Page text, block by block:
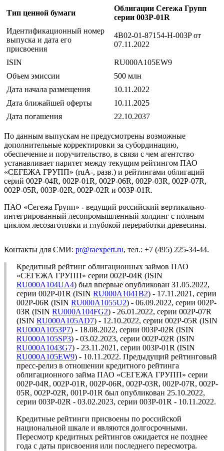
Тип ценной бумаги
Облигации Сегежа Групп
серии 003P-01R
Идентификационный номер
выпуска и дата его
присвоения
4B02-01-87154-H-003P от
07.11.2022
ISIN
RU000A105EW9
Объем эмиссии
500 млн
Дата начала размещения
10.11.2022
Дата ближайшей оферты
10.11.2025
Дата погашения
22.10.2037
По данным выпускам не предусмотрены возможные
дополнительные корректировки за субординацию,
обеспечение и поручительство, в связи с чем агентство
устанавливает паритет между текущим рейтингом ПАО
«СЕГЕЖА ГРУПП» (ruA-, разв.) и рейтингами облигаций
серий 002P-04R, 002P-01R, 002P-06R, 002P-03R, 002P-07R,
002P-05R, 003P-02R, 002P-02R и 003P-01R.
ПАО «Сегежа Групп» - ведущий российский вертикально-
интегрированный лесопромышленный холдинг с полным
циклом лесозаготовки и глубокой переработки древесины.
Контакты для СМИ: pr@raexpert.ru, тел.: +7 (495) 225-34-44.
Кредитный рейтинг облигационных займов ПАО
«СЕГЕЖА ГРУПП» серии 002P-04R (ISIN
RU000A104UA4) был впервые опубликован 31.05.2022,
серии 002P-01R (ISIN RU000A1041B2) - 17.11.2021, серии
002P-06R (ISIN RU000A1055U2) - 06.09.2022, серии 002P-
03R (ISIN RU000A104FG2) - 26.01.2022, серии 002P-07R
(ISIN RU000A105AD7) - 12.10.2022, серии 002P-05R (ISIN
RU000A1053P7) - 18.08.2022, серии 003P-02R (ISIN
RU000A105SP3) - 03.02.2023, серии 002P-02R (ISIN
RU000A1043G7) - 23.11.2021, серии 003P-01R (ISIN
RU000A105EW9) - 10.11.2022. Предыдущий рейтинговый
пресс-релиз в отношении кредитного рейтинга
облигационного займа ПАО «СЕГЕЖА ГРУПП» серии
002P-04R, 002P-01R, 002P-06R, 002P-03R, 002P-07R, 002P-
05R, 002P-02R, 001P-01R был опубликован 25.10.2022,
серии 003P-02R - 03.02.2023, серии 003P-01R - 10.11.2022.
Кредитные рейтинги присвоены по российской
национальной шкале и являются долгосрочными.
Пересмотр кредитных рейтингов ожидается не позднее
года с даты присвоения или последнего пересмотра.